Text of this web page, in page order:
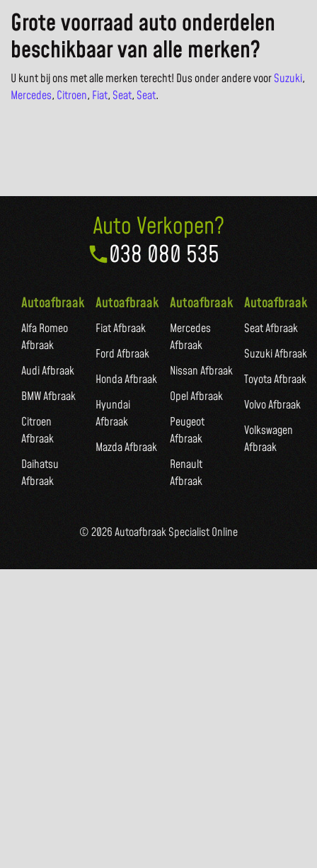
Grote voorraad auto onderdelen
beschikbaar van alle merken?
U kunt bij ons met alle merken terecht! Dus onder andere voorSuzuki,
Mercedes, Citroen, Fiat, Seat, Seat.
Auto Verkopen?
038 080 535
Autoafbraak
Alfa Romeo
Afbraak
Audi Afbraak
BMW Afbraak
Citroen
Afbraak
Daihatsu
Afbraak
Autoafbraak
Fiat Afbraak
Ford Afbraak
Honda Afbraak
Hyundai
Afbraak
Mazda Afbraak
Autoafbraak
Mercedes
Afbraak
Nissan Afbraak
Opel Afbraak
Peugeot
Afbraak
Renault
Afbraak
Autoafbraak
Seat Afbraak
Suzuki Afbraak
Toyota Afbraak
Volvo Afbraak
Volkswagen
Afbraak
© 2026 Autoafbraak Specialist Online